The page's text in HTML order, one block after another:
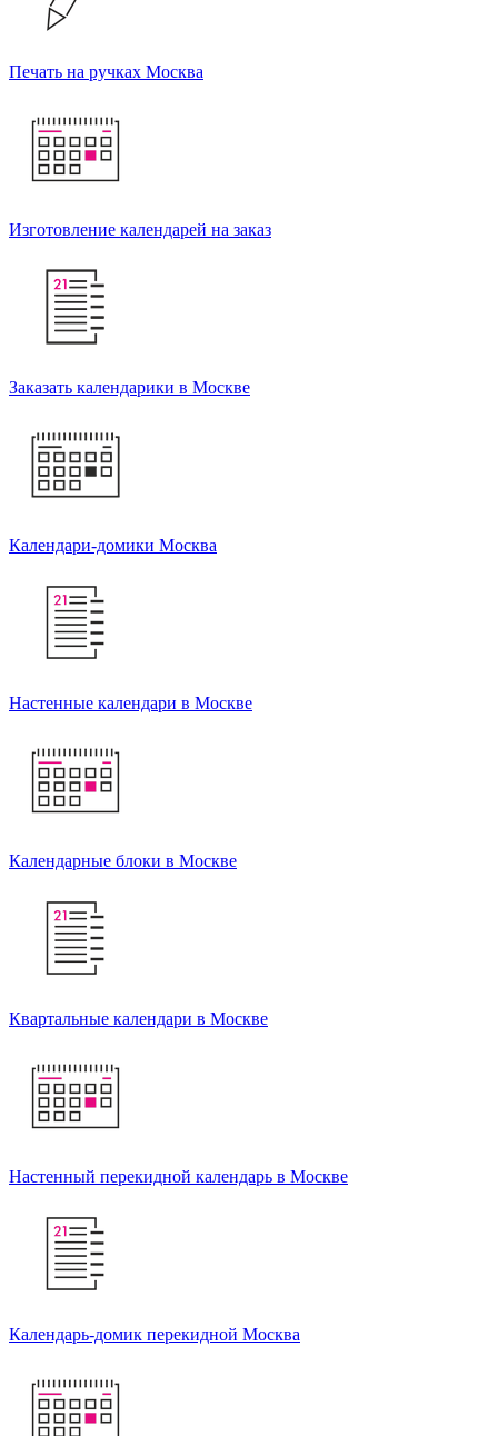
Печать на ручках Москва
Изготовление календарей на заказ
Заказать календарики в Москве
Календари-домики Москва
Настенные календари в Москве
Календарные блоки в Москве
Квартальные календари в Москве
Настенный перекидной календарь в Москве
Календарь-домик перекидной Москва